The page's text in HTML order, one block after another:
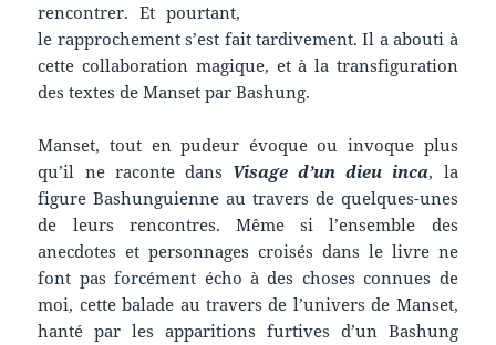
rencontrer. Et pourtant,
le rapprochement s’est fait tardivement. Il a abouti à
cette collaboration magique, et à la transfiguration
des textes de Manset par Bashung.
Manset, tout en pudeur évoque ou invoque plus
qu’il ne raconte dans Visage d’un dieu inca, la
figure Bashunguienne au travers de quelques-unes
de leurs rencontres. Même si l’ensemble des
anecdotes et personnages croisés dans le livre ne
font pas forcément écho à des choses connues de
moi, cette balade au travers de l’univers de Manset,
hanté par les apparitions furtives d’un Bashung